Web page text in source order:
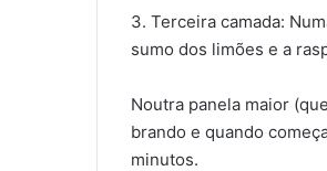
3. Terceira camada:
sumo dos limões e a
Noutra panela maior
brando e quando
minutos.